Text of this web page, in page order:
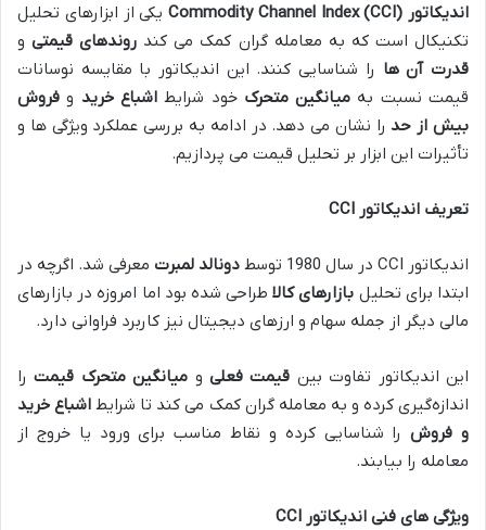
اندیکاتور
یکی از ابزارهای تحلیل
تکنیکال است که به معامله ‌گران کمک می‌ کند روندهای قیمتیو
قدرت آن ‌ها را شناسایی کنند. این اندیکاتور با مقایسه نوسانات
قیمت نسبت به میانگین متحرک خود شرایطاشباع خرید و فروش
بیش از حدرا نشان می ‌دهد. در ادامه به بررسی عملکرد ویژگی ‌ها و
تأثیرات این ابزار بر تحلیل قیمت می ‌پردازیم.
تعریف اندیکاتور
اندیکاتور CCI در سال 1980 توسط دونالد لمبرت معرفی شد. اگرچه در
ابتدا برای تحلیل بازارهای کالاطراحی شده بود اما امروزه در بازارهای
مالی دیگر از جمله سهام و ارزهای دیجیتال نیز کاربرد فراوانی دارد.
این اندیکاتور تفاوت بین قیمت فعلیو میانگین متحرک قیمترا
اندازه‌گیری کرده و به معامله ‌گران کمک می‌ کند تا شرایط اشباع خرید
و فروشرا شناسایی کرده و نقاط مناسب برای ورود یا خروج از
معامله را بیابند.
ویژگی های فنی اندیکاتور